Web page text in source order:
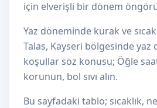
için elverişli bir dönem
Yaz döneminde kurak ve
Talas, Kayseri bölgesinde yaz
koşullar söz konusu; Öğle
korunun, bol sıvı alın.
Bu sayfadaki tablo; sıcaklık,